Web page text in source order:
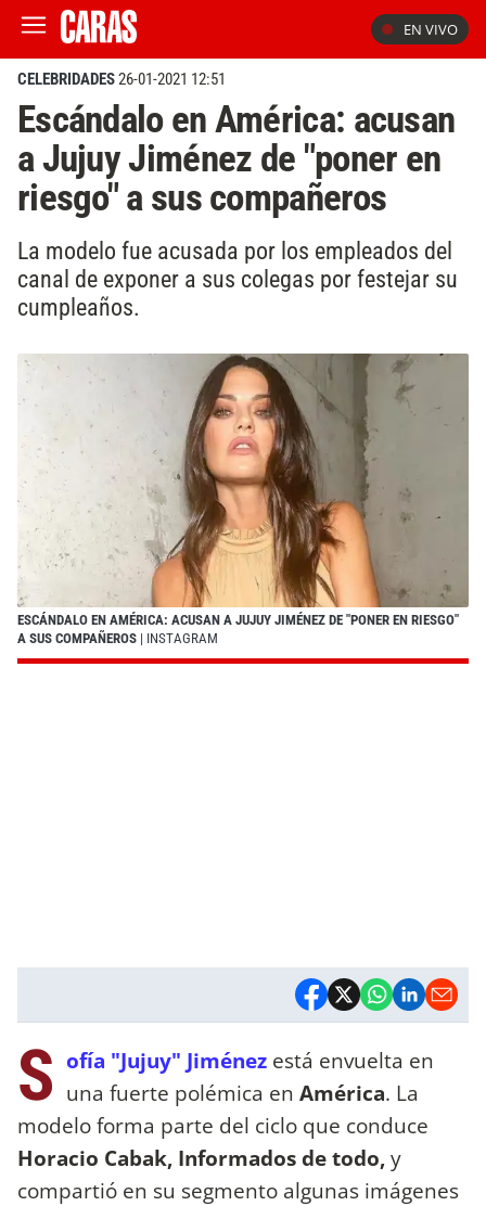
EN VIVO
CELEBRIDADES26-01-2021 12:51
Escándalo en América: acusan
a Jujuy Jiménez de "poner en
riesgo" a sus compañeros
La modelo fue acusada por los empleados del
canal de exponer a sus colegas por festejar su
cumpleaños.
ESCÁNDALO EN AMÉRICA: ACUSAN A JUJUY JIMÉNEZ DE "PONER EN RIESGO"
A SUS COMPAÑEROS | INSTAGRAM
S ofía "Jujuy" Jiménez está envuelta en
una fuerte polémica en América. La
modelo forma parte del ciclo que conduce
Horacio Cabak, Informados de todo,y
compartió en su segmento algunas imágenes